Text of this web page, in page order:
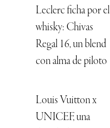
Leclerc ficha por el
whisky: Chivas
Regal 16, un blend
con alma de piloto
Louis Vuitton x
UNICEF, una